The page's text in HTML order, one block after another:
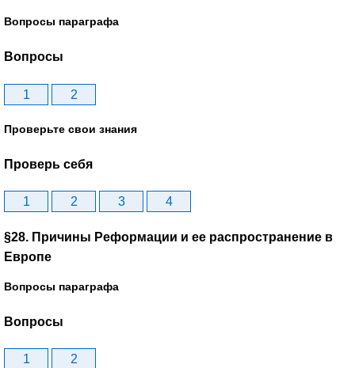
Вопросы параграфа
Вопросы
1 2
Проверьте свои знания
Проверь себя
1 2 3 4
§28. Причины Реформации и ее распространение в
Европе
Вопросы параграфа
Вопросы
1 2